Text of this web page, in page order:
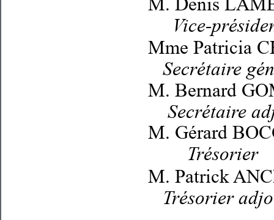
Vice-
Mme Patricia
Secrétaire
M. Bernard
Secrétaire
M. Gérard
        Trésorier
M. Patrick
Trésorier